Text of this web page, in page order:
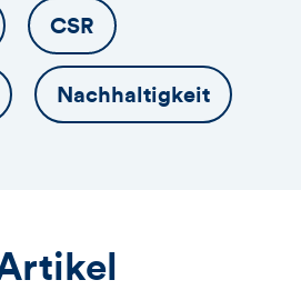
CSR
Nachhaltigkeit